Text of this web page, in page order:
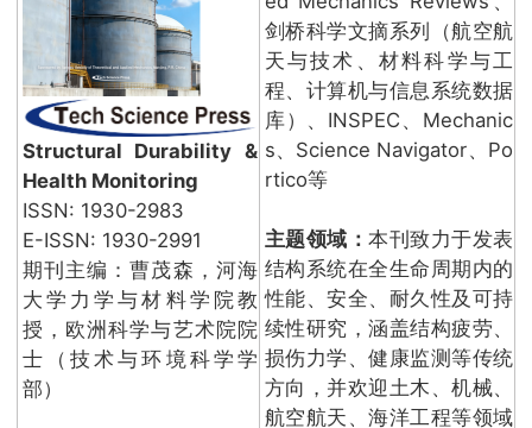
Structural Durability &
Health Monitoring
ISSN: 1930-2983
E-ISSN: 1930-2991
期刊主编：曹茂森，河海
大学力学与材料学院教
授，欧洲科学与艺术院院
士（技术与环境科学学
部）
剑桥科学文摘系列（航空航
天与技术、材料科学与工
程、计算机与信息系统数据
库）、INSPEC、Mechanic
s、Science Navigator、Po
rtico等
主题领域：本刊致力于发表
结构系统在全生命周期内的
性能、安全、耐久性及可持
续性研究，涵盖结构疲劳、
损伤力学、健康监测等传统
方向，并欢迎土木、机械、
航空航天、海洋工程等领域